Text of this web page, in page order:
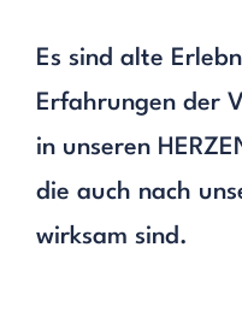
Es sind alte
Erfahrungen der
in unseren
die auch nach
wirksam sind.